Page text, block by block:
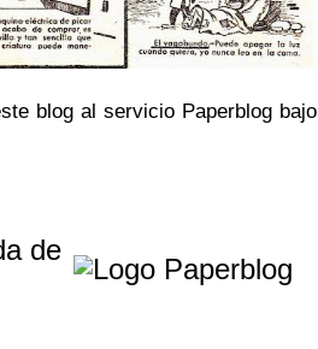
blog al servicio Paperblog bajo
de